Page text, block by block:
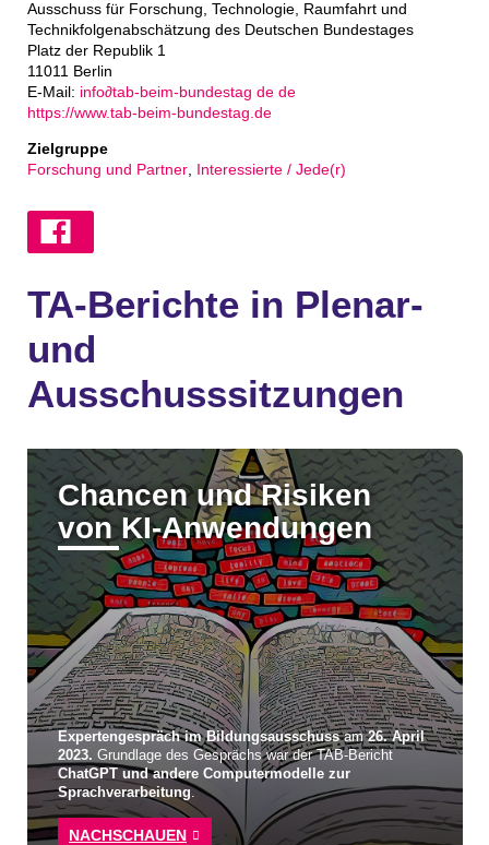
Ausschuss für Forschung, Technologie, Raumfahrt und
Technikfolgenabschätzung des Deutschen Bundestages
Platz der Republik 1
11011 Berlin
E-Mail: info∂tab-beim-bundestag de de
https://www.tab-beim-bundestag.de
Zielgruppe
Forschung und Partner, Interessierte / Jede(r)
TA-Berichte in Plenar-
und
Ausschusssitzungen
Chancen und Risiken
von KI-Anwendungen
Expertengespräch im Bildungsausschussam26. April
2023. Grundlage des Gesprächs war der TAB-Bericht
ChatGPT und andere Computermodelle zur
Sprachverarbeitung.
NACHSCHAUEN